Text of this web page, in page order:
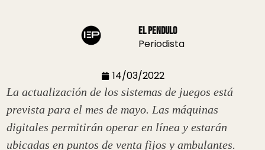
El Pendulo
Periodista
14/03/2022
La actualización de los sistemas de juegos está
prevista para el mes de mayo. Las máquinas
digitales permitirán operar en línea y estarán
ubicadas en puntos de venta fijos y ambulantes.